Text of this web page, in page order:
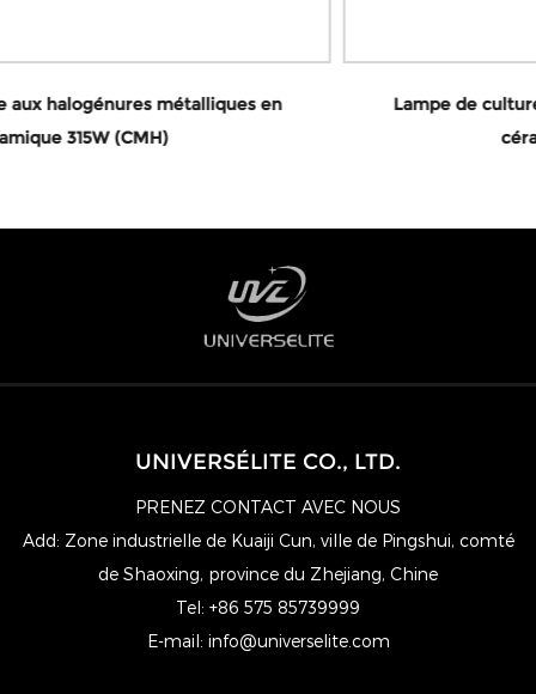
Lampe de culture aux halogénures métalliques en
UNIVERSÉLITE CO., LTD.
PRENEZ CONTACT AVEC NOUS
Add: Zone industrielle de Kuaiji Cun, ville de Pingshui, comté
de Shaoxing, province du Zhejiang, Chine
Tel: +86 575 85739999
E-mail: info@universelite.com